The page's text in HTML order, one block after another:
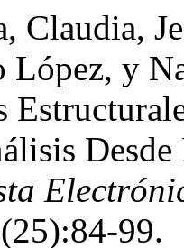
Claudia,
y
99.